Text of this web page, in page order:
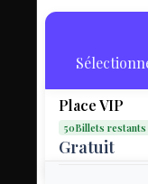
Place VIP
50Billets restants
Gratuit